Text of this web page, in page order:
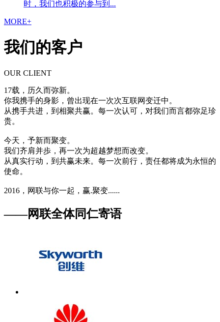
时，我们也积极的参与到...
MORE+
我们的客户
OUR CLIENT
17载，历久而弥新。
你我携手的身影，曾出现在一次次互联网变迁中。
从携手共进，到相聚共赢。每一次认可，对我们而言都弥足珍
贵。
今天，予新而聚变。
我们齐肩并歩，再一次为超越梦想而改变。
从真实行动，到共赢未来。每一次前行，责任都将成为永恒的
使命。
2016，网联与你一起，赢.聚变......
——网联全体同仁寄语